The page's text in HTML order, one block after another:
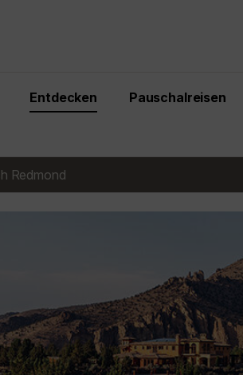
Entdecken Pauschalreisen
Redmond